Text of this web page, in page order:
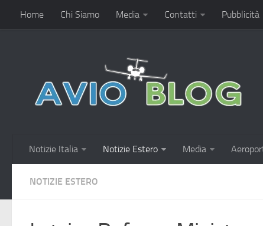
Home Chi Siamo Media Contatti Pubblicità
Notizie Italia Notizie Estero Media
NOTIZIE ESTERO